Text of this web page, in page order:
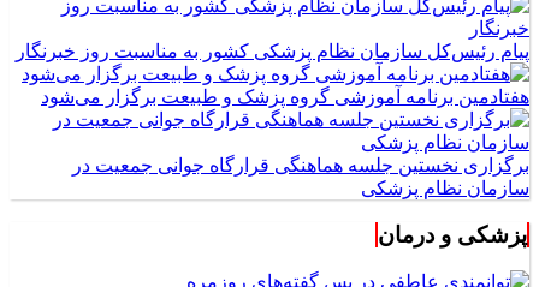
پیام رئیس‌کل سازمان نظام پزشکی کشور به مناسبت روز خبرنگار
هفتادمین برنامه آموزشی گروه پزشک و طبیعت برگزار می‌شود
برگزاری نخستین جلسه هماهنگی قرارگاه جوانی جمعیت در
سازمان نظام پزشکی
پزشکی و درمان